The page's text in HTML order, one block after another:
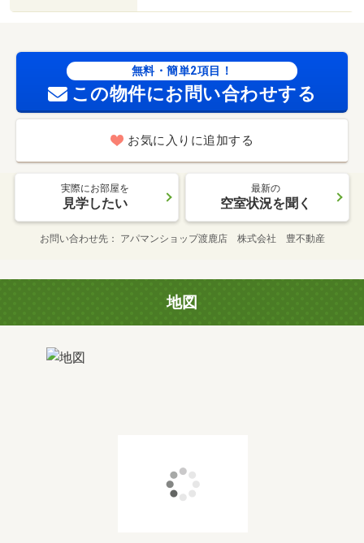
無料・簡単2項目！
この物件にお問い合わせする
お気に入りに追加する
実際にお部屋を
見学したい
最新の
空室状況を聞く
お問い合わせ先 アパマンショップ渡鹿店 株式会社 豊不動産
地図